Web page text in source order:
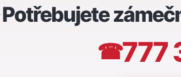
Potřebujete
☎777